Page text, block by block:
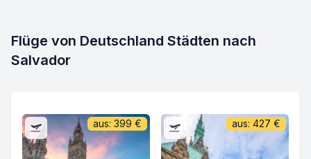
Flüge von Deutschland Städten nach
Salvador
aus: 399 € aus: 427 €